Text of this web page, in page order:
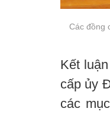
Các đồng
Kết
cấp ủy
các